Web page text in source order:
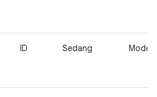
ID Sedang Modem